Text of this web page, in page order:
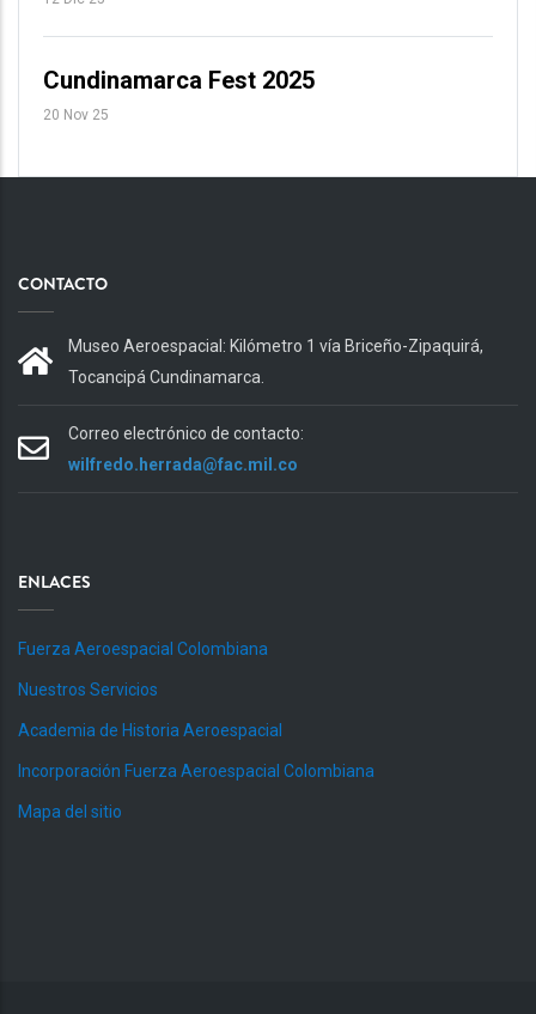
Cundinamarca Fest 2025
20 Nov 25
CONTACTO
Museo Aeroespacial: Kilómetro 1 vía Briceño-Zipaquirá,
Tocancipá Cundinamarca.
Correo electrónico de contacto:
wilfredo.herrada@fac.mil.co
ENLACES
Fuerza Aeroespacial Colombiana
Nuestros Servicios
Academia de Historia Aeroespacial
Incorporación Fuerza Aeroespacial Colombiana
Mapa del sitio